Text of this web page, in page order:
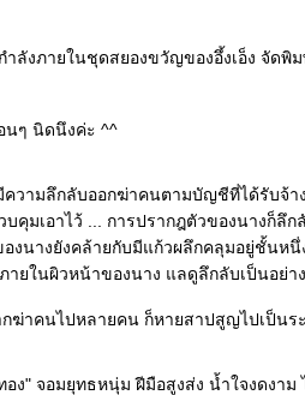
ลังภายในชุดสยองขวัญของอึ้งเอ็ง จัดพิ
นๆ นิดนึงค่ะ ^^
ความลึกลับออกฆ่าคนตามบัญชีที่ได้รับจ้า
คุมเอาไว้ ... การปรากฎตัวของนางก็ลึ
งนางยังคล้ายกับมีแก้วผลึกคลุมอยู่ชั้นหนึ่
ยในผิวหน้าของนาง แลดูลึกลับเป็นอย่า
ฆ่าคนไปหลายคน ก็หายสาปสูญไปเป็นร
ง" จอมยุทธหนุ่ม ฝีมือสูงส่ง น้ำใจงดงาม